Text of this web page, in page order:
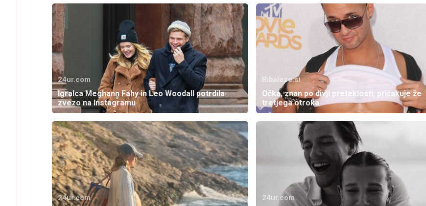
24ur.com
Igralca Meghann Fahy in Leo Woodall potrdila
zvezo na Instagramu
Bibaleze.si
Očka, znan po divji preteklosti, pričakuje že
tretjega otroka
24ur.com 24ur.com